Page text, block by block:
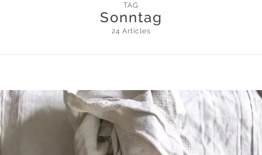
TAG
Sonntag
24 Articles